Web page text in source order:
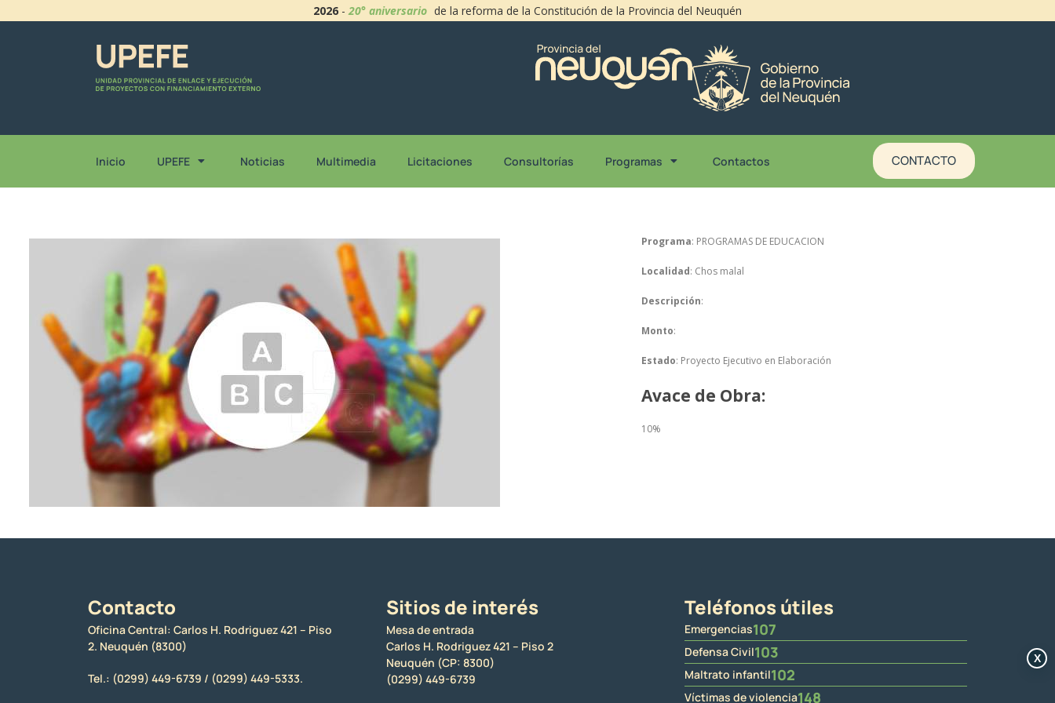
2026 -20° aniversario de la reforma de la Constitución de la Provincia del Neuquén
Inicio UPEFE Noticias Multimedia Licitaciones Consultorías Programas Contactos CONTACTO
Programa: PROGRAMAS DE EDUCACION
Localidad: Chos malal
Descripción:
Monto:
Estado: Proyecto Ejecutivo en Elaboración
Avace de Obra:
10%
Contacto
Oficina Central: Carlos H. Rodriguez 421 – Piso
2. Neuquén (8300)
Tel.: (0299) 449-6739 / (0299) 449-5333.
Sitios de interés
Mesa de entrada
Carlos H. Rodriguez 421 – Piso 2
Neuquén (CP: 8300)
(0299) 449-6739
Teléfonos útiles
Emergencias107
Defensa Civil103
Maltrato infantil102
Víctimas de violencia148
X